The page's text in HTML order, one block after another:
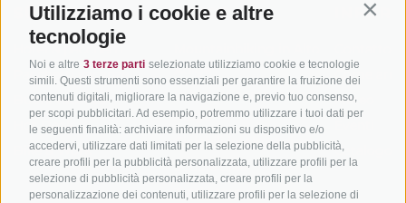
Utilizziamo i cookie e altre
tecnologie
Noi e altre 3 terze parti selezionate utilizziamo cookie e tecnologie
simili. Questi strumenti sono essenziali per garantire la fruizione dei
contenuti digitali, migliorare la navigazione e, previo tuo consenso,
per scopi pubblicitari. Ad esempio, potremmo utilizzare i tuoi dati per
le seguenti finalità: archiviare informazioni su dispositivo e/o
accedervi, utilizzare dati limitati per la selezione della pubblicità,
creare profili per la pubblicità personalizzata, utilizzare profili per la
selezione di pubblicità personalizzata, creare profili per la
personalizzazione dei contenuti, utilizzare profili per la selezione di
SÜDTIROL
Hotel & pacchetti
Pacchetti vacanze
Buoni vacanza
Hot Deals
Bike & Work
ADIGE
Adige
In bici da corsa in Alto
Adige
Ciclabili in Alto Adige
Scuole bike
Tutti i tour
Come
Meteo
Catalogo